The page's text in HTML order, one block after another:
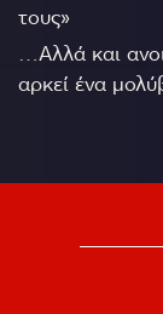
τους»
…Αλλά και
αρκεί ένα